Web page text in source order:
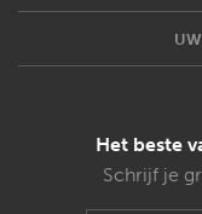
Het beste
Schrijf je